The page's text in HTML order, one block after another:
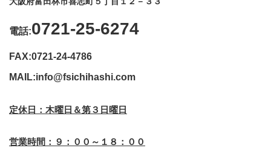
電話:0721-25-6274
FAX:0721-24-4786
MAIL:info@fsichihashi.com
定休日：木曜日＆第３日曜日
営業時間：９：００～１８：００